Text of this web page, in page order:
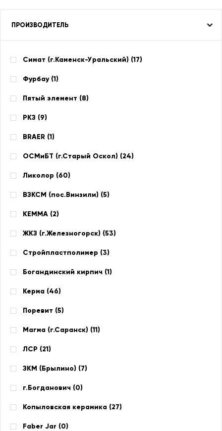
ПРОИЗВОДИТЕЛЬ
Симат (г.Каменск-Уральский) (17)
Фурбау (1)
Пятый элемент (8)
РКЗ (9)
BRAER (1)
ОСМиБТ (г.Старый Оскол) (24)
Ликолор (60)
ВЗКСМ (пос.Винзили) (5)
КЕММА (2)
ЖКЗ (г.Железногорск) (53)
Стройпластполимер (3)
Богандинский кирпич (1)
Керма (46)
Поревит (5)
Магма (г.Саранск) (11)
ЛСР (21)
ЗКМ (Брылино) (7)
г.Богданович (0)
Копыловская керамика (27)
Faber Jar (0)